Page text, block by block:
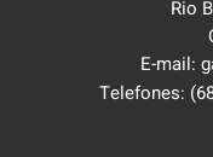
Rio
E-mail:
Telefones: